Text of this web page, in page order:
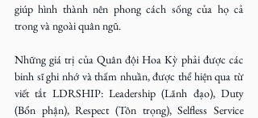
giúp hình thành nên phong cách sống của họ cả
trong và ngoài quân ngũ.
Những giá trị của Quân đội Hoa Kỳ phải được các
binh sĩ ghi nhớ và thấm nhuần, được thể hiện qua từ
viết tắt LDRSHIP: Leadership (Lãnh đạo), Duty
(Bổn phận), Respect (Tôn trọng), Selfless Service